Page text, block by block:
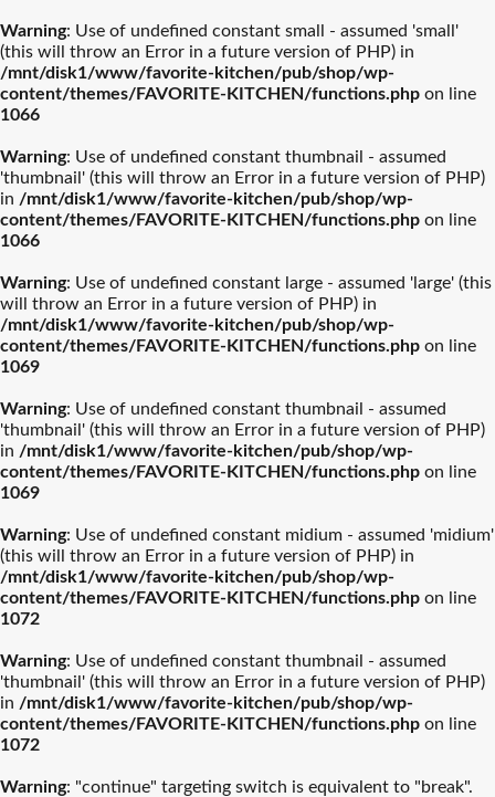
Warning: Use of undefined constant small - assumed 'small'
(this will throw an Error in a future version of PHP) in
/mnt/disk1/www/favorite-kitchen/pub/shop/wp-
content/themes/FAVORITE-KITCHEN/functions.php on line
1066
Warning: Use of undefined constant thumbnail - assumed
'thumbnail' (this will throw an Error in a future version of PHP)
in /mnt/disk1/www/favorite-kitchen/pub/shop/wp-
content/themes/FAVORITE-KITCHEN/functions.php on line
1066
Warning: Use of undefined constant large - assumed 'large' (this
will throw an Error in a future version of PHP) in
/mnt/disk1/www/favorite-kitchen/pub/shop/wp-
content/themes/FAVORITE-KITCHEN/functions.php on line
1069
Warning: Use of undefined constant thumbnail - assumed
'thumbnail' (this will throw an Error in a future version of PHP)
in /mnt/disk1/www/favorite-kitchen/pub/shop/wp-
content/themes/FAVORITE-KITCHEN/functions.php on line
1069
Warning: Use of undefined constant midium - assumed 'midium'
(this will throw an Error in a future version of PHP) in
/mnt/disk1/www/favorite-kitchen/pub/shop/wp-
content/themes/FAVORITE-KITCHEN/functions.php on line
1072
Warning: Use of undefined constant thumbnail - assumed
'thumbnail' (this will throw an Error in a future version of PHP)
in /mnt/disk1/www/favorite-kitchen/pub/shop/wp-
content/themes/FAVORITE-KITCHEN/functions.php on line
1072
Warning: "continue" targeting switch is equivalent to "break".
ストウブ カネスズセラミックス
ビクトリノックス イッタラ
カメヤマ ルミナラ
山崎実業 木村硝子店
ワサラ Arc International
Anchor Hocking EBM
すすめギフト
出産祝おすすめギフト 新築祝おすすめギフト
誕生日祝おすすめギフト
入園・入学祝おすすめギフ
お中元おすすめギフト お歳暮おすすめギフト
母の日おすすめギフト 父の日おすすめギフト
グラスバリエ ワイン・バー用品
プレート・器人気
ランキング
カトラリー人気ル
ランキング
グラスバリエ人気
ランキング
ワイン・バー用品
人気ランキング
容器類人気ランキ
ング
包丁・ハサミ人気
ランキング
日本製
ドイツ製
トルコ製
スペイン製
デンマーク製
オーストリア製
チェコ製
スロバキア製
アメリカ製